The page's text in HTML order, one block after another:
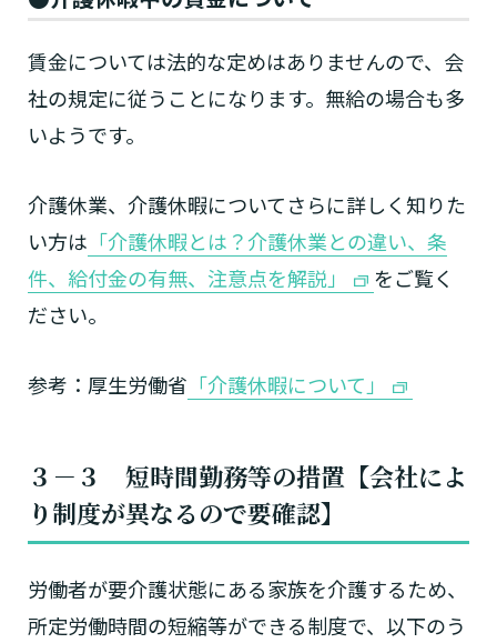
賃金については法的な定めはありませんので、会
社の規定に従うことになります。無給の場合も多
いようです。
介護休業、介護休暇についてさらに詳しく知りた
い方は 「介護休暇とは？介護休業との違い、条
件、給付金の有無、注意点を解説」
をご覧く
ださい。
参考：厚生労働省 「介護休暇について」
３－３ 短時間勤務等の措置【会社によ
り制度が異なるので要確認】
労働者が要介護状態にある家族を介護するため、
所定労働時間の短縮等ができる制度で、以下のう